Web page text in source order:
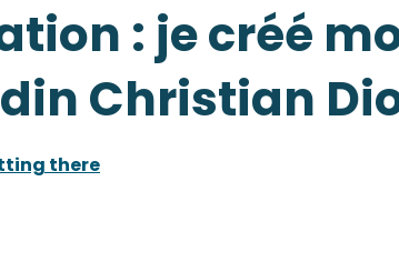
: je créé
Christian
there